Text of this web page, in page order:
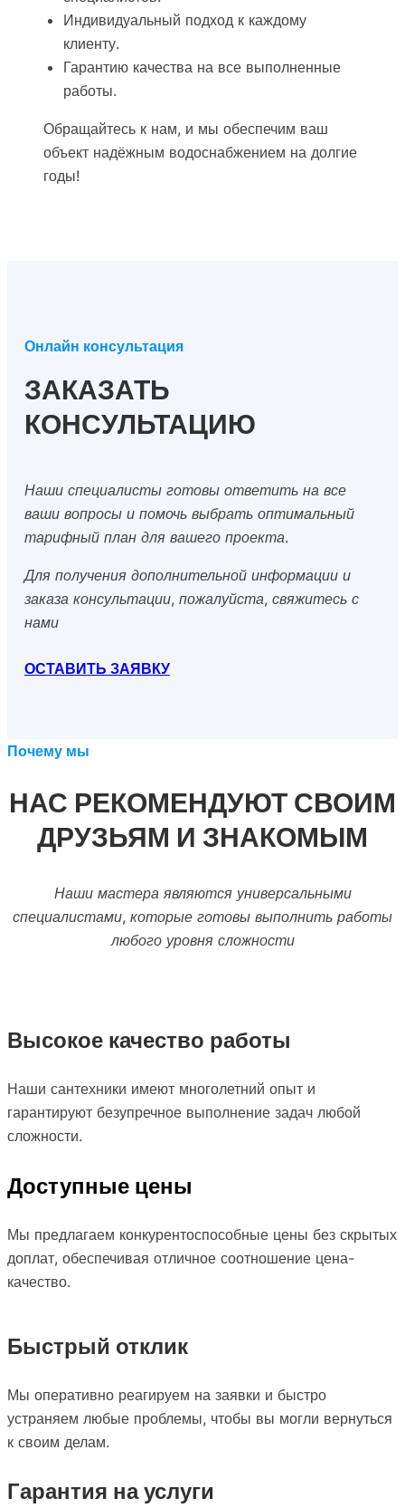
Индивидуальный подход к каждому
клиенту.
Гарантию качества на все выполненные
работы.
Обращайтесь к нам, и мы обеспечим ваш
объект надёжным водоснабжением на долгие
годы!
Онлайн консультация
ЗАКАЗАТЬ
КОНСУЛЬТАЦИЮ
Наши специалисты готовы ответить на все
ваши вопросы и помочь выбрать оптимальный
тарифный план для вашего проекта.
Для получения дополнительной информации и
заказа консультации, пожалуйста, свяжитесь с
нами
ОСТАВИТЬ ЗАЯВКУ
Почему мы
НАС РЕКОМЕНДУЮТ СВОИМ
ДРУЗЬЯМ И ЗНАКОМЫМ
Наши мастера являются универсальными
специалистами, которые готовы выполнить работы
любого уровня сложности
Высокое качество работы
Наши сантехники имеют многолетний опыт и
гарантируют безупречное выполнение задач любой
сложности.
Доступные цены
Мы предлагаем конкурентоспособные цены без скрытых
доплат, обеспечивая отличное соотношение цена-
качество.
Быстрый отклик
Мы оперативно реагируем на заявки и быстро
устраняем любые проблемы, чтобы вы могли вернуться
к своим делам.
Гарантия на услуги